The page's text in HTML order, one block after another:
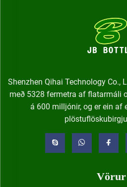
Shenzhen Qihai Technology Co.,
með 5328 fermetra af flatarmáli
á 600 milljónir, og er ein af
Vörur